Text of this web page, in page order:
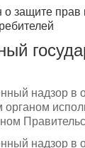
о защите прав
надзор в
надзор в